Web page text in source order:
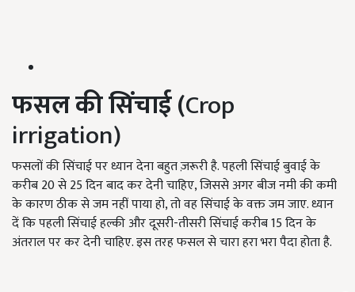
फसल की सिंचाई (Crop
irrigation)
फसलों की सिंचाई पर ध्यान देना बहुत ज़रूरी है. पहली सिंचाई बुवाई के
करीब 20 से 25 दिन बाद कर देनी चाहिए, जिससे अगर बीज नमी की कमी
के कारण ठीक से जम नहीं पाया हो, तो वह सिंचाई के वक्त जम जाए. ध्यान
दें कि पहली सिंचाई हल्की और दूसरी-तीसरी सिंचाई करीब 15 दिन के
अंतराल पर कर देनी चाहिए. इस तरह फसल से चारा हरा भरा पैदा होता है.